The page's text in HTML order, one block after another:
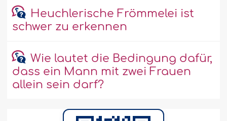
Heuchlerische Frömmelei ist
schwer zu erkennen
Wie lautet die Bedingung dafür,
dass ein Mann mit zwei Frauen
allein sein darf?